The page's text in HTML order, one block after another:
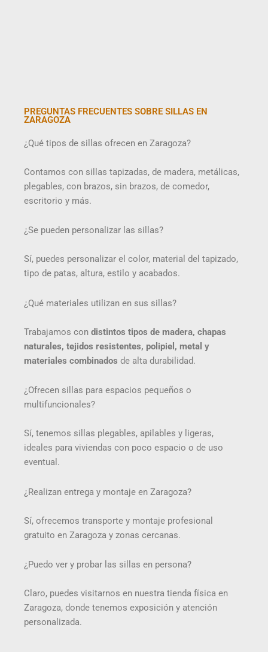
PREGUNTAS FRECUENTES SOBRE SILLAS EN
ZARAGOZA
¿Qué tipos de sillas ofrecen en Zaragoza?
Contamos con sillas tapizadas, de madera, metálicas,
plegables, con brazos, sin brazos, de comedor,
escritorio y más.
¿Se pueden personalizar las sillas?
Sí, puedes personalizar el color, material del tapizado,
tipo de patas, altura, estilo y acabados.
¿Qué materiales utilizan en sus sillas?
Trabajamos con distintos tipos de madera, chapas
naturales, tejidos resistentes, polipiel, metal y
materiales combinados de alta durabilidad.
¿Ofrecen sillas para espacios pequeños o
multifuncionales?
Sí, tenemos sillas plegables, apilables y ligeras,
ideales para viviendas con poco espacio o de uso
eventual.
¿Realizan entrega y montaje en Zaragoza?
Sí, ofrecemos transporte y montaje profesional
gratuito en Zaragoza y zonas cercanas.
¿Puedo ver y probar las sillas en persona?
Claro, puedes visitarnos en nuestra tienda física en
Zaragoza, donde tenemos exposición y atención
personalizada.